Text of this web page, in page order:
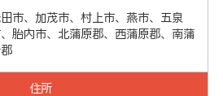
市、加茂市、村上市、燕市、五泉
胎内市、北蒲原郡、西蒲原郡、南蒲
住所